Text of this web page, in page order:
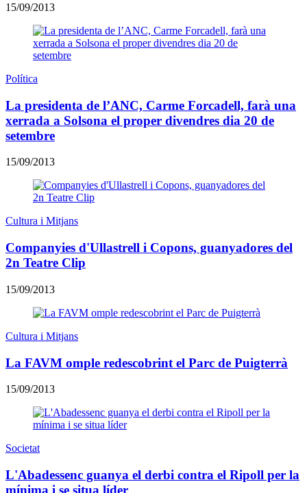
15/09/2013
Política
La presidenta de l’ANC, Carme Forcadell, farà una
xerrada a Solsona el proper divendres dia 20 de
setembre
15/09/2013
Cultura i Mitjans
Companyies d'Ullastrell i Copons, guanyadores del
2n Teatre Clip
15/09/2013
Cultura i Mitjans
La FAVM omple redescobrint el Parc de Puigterrà
15/09/2013
Societat
L'Abadessenc guanya el derbi contra el Ripoll per la
mínima i se situa líder